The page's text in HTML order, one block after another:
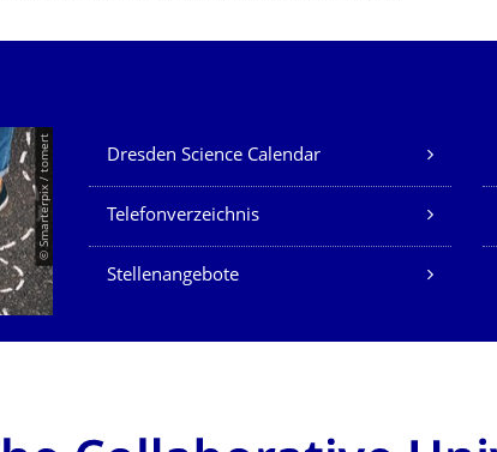
© Smarterpix / tomert Unsere Dienste
Dresden Science Calendar
Telefonverzeichnis
Stellenangebote